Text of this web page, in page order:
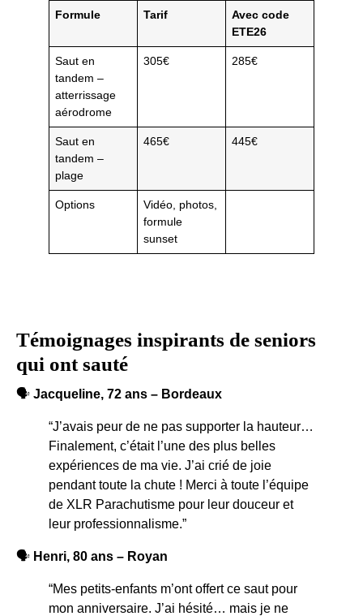
Formule Tarif
Avec code
ETE26
Saut en
tandem –
atterrissage
aérodrome
305€ 285€
Saut en
tandem –
plage
465€ 445€
Options
Vidéo, photos,
formule
sunset
Témoignages inspirants de seniors
qui ont sauté
🗣️ Jacqueline, 72 ans – Bordeaux
“J’avais peur de ne pas supporter la hauteur…
Finalement, c’était l’une des plus belles
expériences de ma vie. J’ai crié de joie
pendant toute la chute ! Merci à toute l’équipe
de XLR Parachutisme pour leur douceur et
leur professionnalisme.”
🗣️ Henri, 80 ans – Royan
“Mes petits-enfants m’ont offert ce saut pour
mon anniversaire. J’ai hésité… mais je ne